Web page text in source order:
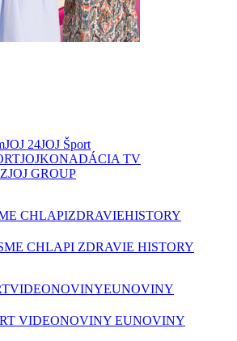
JOJ 24JOJ Šport
JOJKONADÁCIA TV
JOJ GROUP
CHLAPIZDRAVIEHISTORY
CHLAPI ZDRAVIE HISTORY
VIDEONOVINYEUNOVINY
VIDEONOVINY EUNOVINY